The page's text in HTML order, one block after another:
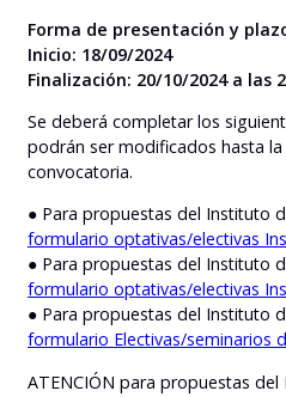
Forma de presentación y
Inicio: 18/09/2024
Finalización: 20/10/2024 a las
Se deberá completar los
podrán ser modificados hasta
convocatoria.
● Para propuestas del Instituto
formulario optativas/electivas
● Para propuestas del Instituto
formulario optativas/electivas
● Para propuestas del Instituto
formulario Electivas/seminarios
ATENCIÓN para propuestas